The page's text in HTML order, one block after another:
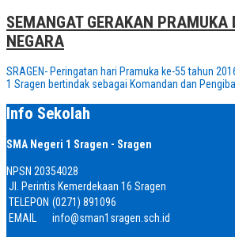
SEMANGAT GERAKAN
NEGARA
SRAGEN- Peringatan hari Pramuka ke-55 tahun
1 Sragen bertindak sebagai Komandan dan
Info Sekolah
SMA Negeri 1 Sragen - Sragen
NPSN 20354028
Jl. Perintis Kemerdekaan 16 Sragen
TELEPON (0271) 891096
EMAIL
info@sman1sragen.sch.id